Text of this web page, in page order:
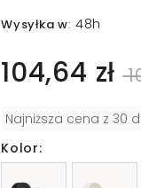
Wysyłka w: 48h
104,64 zł
Najniższa cena z 30
Kolor: